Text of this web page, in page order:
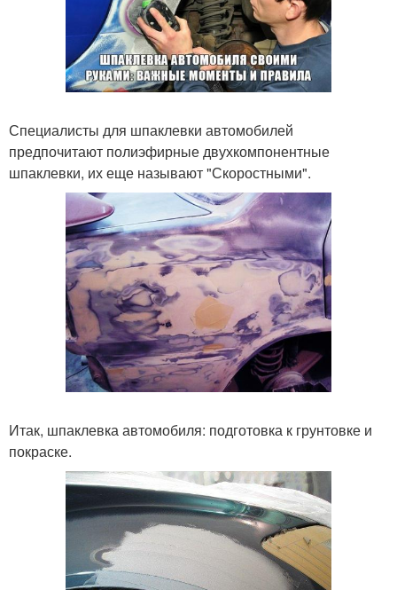
Специалисты для шпаклевки автомобилей
предпочитают полиэфирные двухкомпонентные
шпаклевки, их еще называют "Скоростными".
Итак, шпаклевка автомобиля: подготовка к грунтовке и
покраске.